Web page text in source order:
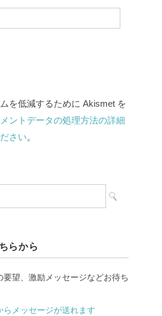
を低減するために Akismet を
ントデータの処理方法の詳細
さい。
らから
要望、激励メッセージなどお待ち
らメッセージが送れます